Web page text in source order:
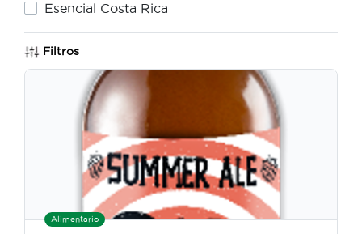
Esencial Costa Rica
Filtros
Alimentario